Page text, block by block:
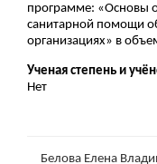
программе: «Основы
санитарной помощи
организациях» в
Ученая степень и
Нет
Белова Елена